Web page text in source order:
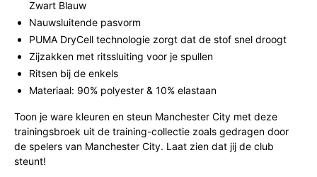
Zwart Blauw
Nauwsluitende pasvorm
PUMA DryCell technologie zorgt dat de stof snel droogt
Zijzakken met ritssluiting voor je spullen
Ritsen bij de enkels
Materiaal: 90% polyester & 10% elastaan
Toon je ware kleuren en steun Manchester City met deze
trainingsbroek uit de training-collectie zoals gedragen door
de spelers van Manchester City. Laat zien dat jij de club
steunt!